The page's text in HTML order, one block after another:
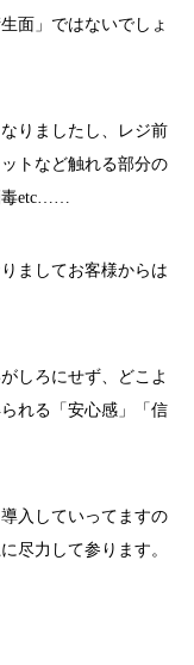
面」ではないでしょ
りましたし、レジ前
トなど触れる部分の
毒etc……
ましてお客様からは
しろにせず、どこよ
れる「安心感」「信
入していってますの
尽力して参ります。